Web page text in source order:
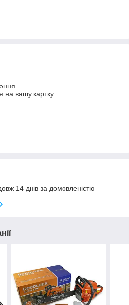
на вашу картку
14 днів за домовленістю